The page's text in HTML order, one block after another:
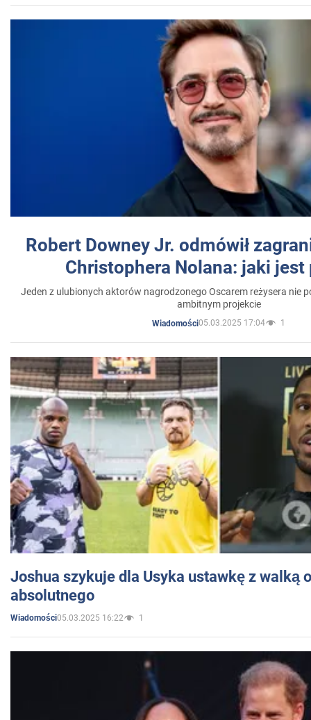
Robert Downey Jr. odmówił
Christophera Nolana: jaki jest
Jeden z ulubionych aktorów nagrodzonego Oscarem reżysera nie
ambitnym projekcie
Wiadomości05.03.2025 17:04 1
Joshua szykuje dla Usyka ustawkę z walką
absolutnego
Wiadomości05.03.2025 16:22 1